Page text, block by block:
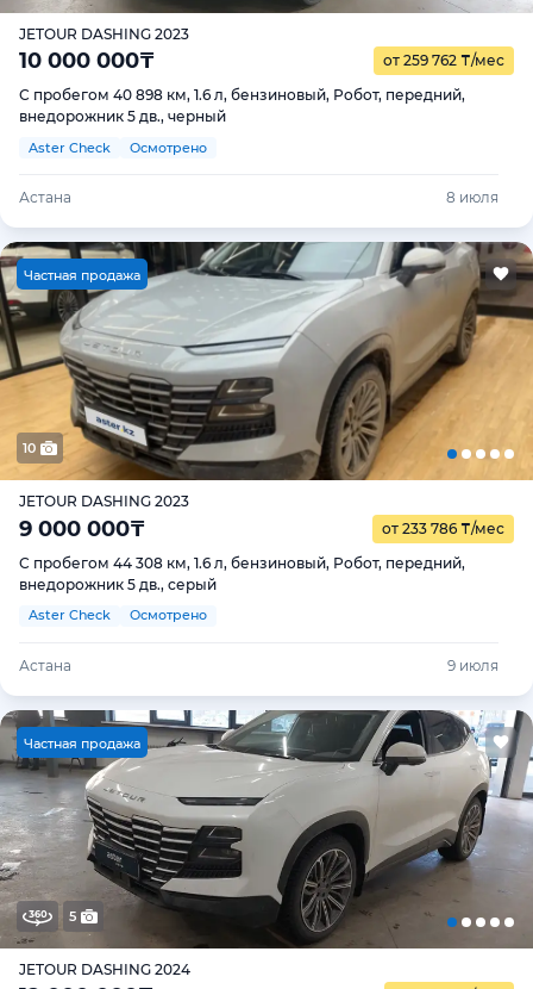
JETOUR DASHING 2023
10 000 000₸ от 259 762 ₸/мес
С пробегом 40 898 км, 1.6 л, бензиновый, Робот, передний,
внедорожник 5 дв., черный
Aster Check Осмотрено
Астана 8 июля
Частная продажа
10
JETOUR DASHING 2023
9 000 000₸ от 233 786 ₸/мес
С пробегом 44 308 км, 1.6 л, бензиновый, Робот, передний,
внедорожник 5 дв., серый
Aster Check Осмотрено
Астана 9 июля
Частная продажа
5
JETOUR DASHING 2024